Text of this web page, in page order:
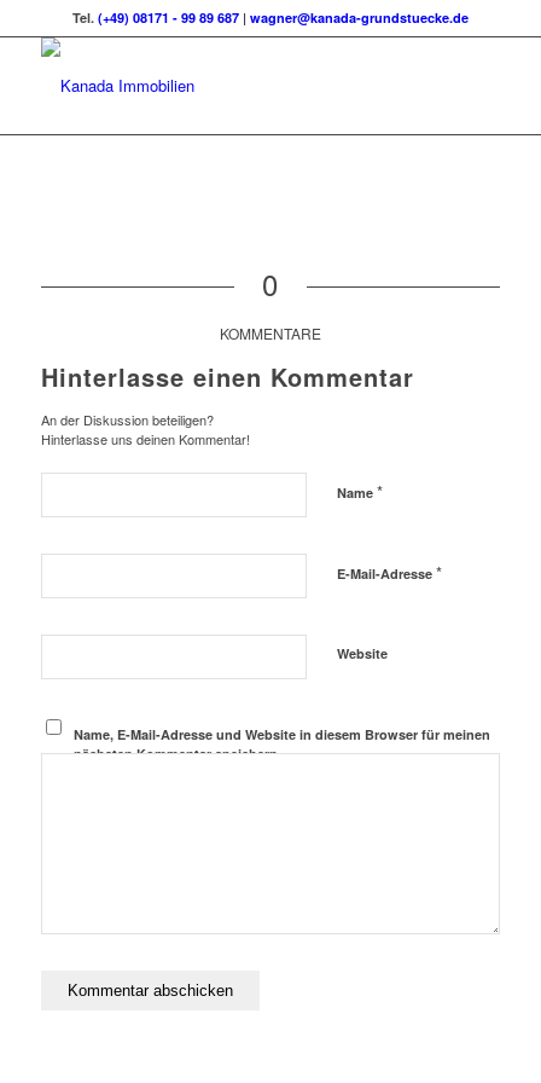
Tel. (+49) 08171 - 99 89 687| wagner@kanada-grundstuecke.de
0
KOMMENTARE
Hinterlasse einen Kommentar
An der Diskussion beteiligen?
Hinterlasse uns deinen Kommentar!
Name *
E-Mail-Adresse *
Website
Name, E-Mail-Adresse und Website in diesem Browser für meinen
nächsten Kommentar speichern.